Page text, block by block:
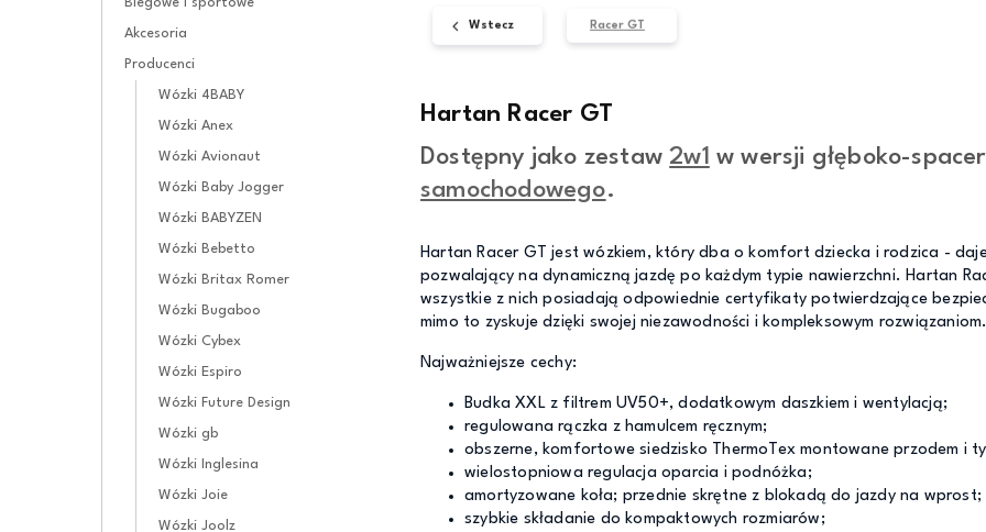
Akcesoria
Producenci
Wózki 4BABY
Wózki Anex
Wózki Avionaut
Wózki Baby Jogger
Wózki BABYZEN
Wózki Bebetto
Wózki Britax Romer
Wózki Bugaboo
Wózki Cybex
Wózki Espiro
Wózki Future Design
Wózki gb
Wózki Inglesina
Wózki Joie
Wózki Joolz
Wstecz Racer GT
Hartan Racer GT
Dostępny jako zestaw2w1 w wersji głęboko-
samochodowego.
Hartan Racer GT jest wózkiem, który dba o komfort dziecka i rodzica -
pozwalający na dynamiczną jazdę po każdym typie nawierzchni. Hartan
wszystkie z nich posiadają odpowiednie certyfikaty potwierdzające
mimo to zyskuje dzięki swojej niezawodności i kompleksowym
Najważniejsze cechy:
Budka XXL z filtrem UV50+, dodatkowym daszkiem i wentylacją;
regulowana rączka z hamulcem ręcznym;
obszerne, komfortowe siedzisko ThermoTex montowane przodem i
wielostopniowa regulacja oparcia i podnóżka;
amortyzowane koła; przednie skrętne z blokadą do jazdy na wprost;
szybkie składanie do kompaktowych rozmiarów;